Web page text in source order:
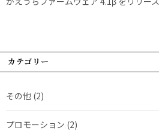
カテゴリー
その他 (2)
プロモーション (2)